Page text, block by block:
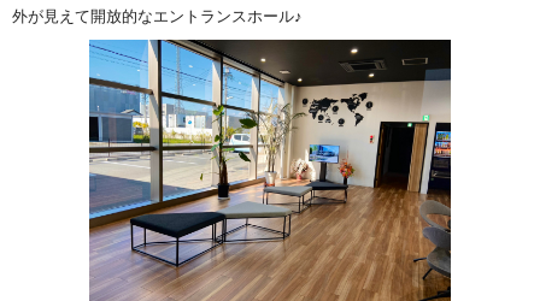
外が見えて開放的なエントランスホール♪